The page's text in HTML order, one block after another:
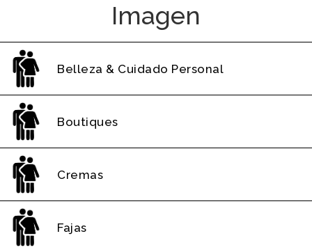
Imagen
Belleza & Cuidado Personal
Boutiques
Cremas
Fajas